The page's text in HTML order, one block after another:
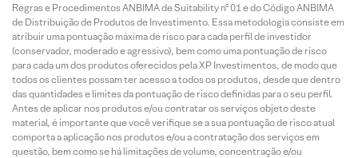
Regras e Procedimentos ANBIMA de Suitability nº 01 e do Código ANBIMA
de Distribuição de Produtos de Investimento. Essa metodologia consiste em
atribuir uma pontuação máxima de risco para cada perfil de investidor
(conservador, moderado e agressivo), bem como uma pontuação de risco
para cada um dos produtos oferecidos pela XP Investimentos, de modo que
todos os clientes possam ter acesso a todos os produtos, desde que dentro
das quantidades e limites da pontuação de risco definidas para o seu perfil.
Antes de aplicar nos produtos e/ou contratar os serviços objeto deste
material, é importante que você verifique se a sua pontuação de risco atual
comporta a aplicação nos produtos e/ou a contratação dos serviços em
questão, bem como se há limitações de volume, concentração e/ou